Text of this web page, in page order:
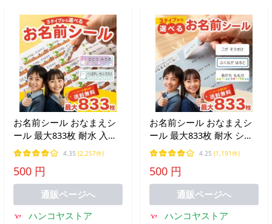
お名前シール おなまえシ
ール 最大833枚 耐水 入園
準備・入学準備にシールで
貼るだけ！ 算数セット 保
育園 幼稚園 小学校 食洗機
レンジ 防水 漢字 日用品
4.35 (2,257件)
500 円
通販ページへ
ハンコヤストア
お名前シール おなまえシ
ール 最大833枚 耐水 シン
プル 入園準備・入学準備
に 算数セット 保育園 幼稚
園 小学校 食洗機 レンジ
防水 漢字 介護 介護施設
4.25 (1,191件)
500 円
通販ページへ
ハンコヤストア